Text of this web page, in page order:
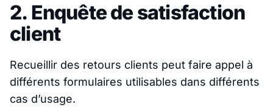
2. Enquête de satisfaction
client
Recueillir des retours clients peut faire appel à
différents formulaires utilisables dans différents
cas d’usage.